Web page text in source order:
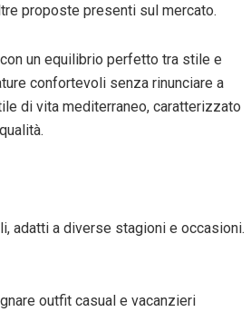
proposte presenti sul mercato.
un equilibrio perfetto tra stile e
confortevoli senza rinunciare a
di vita mediterraneo, caratterizzato
adatti a diverse stagioni e occasioni.
outfit casual e vacanzieri